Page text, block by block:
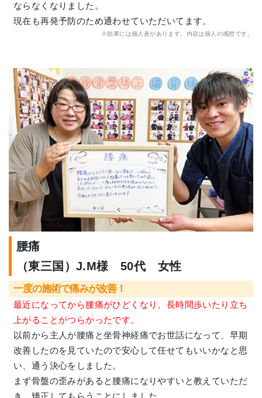
ならなくなりました。
現在も再発予防のため通わせていただいてます。
※効果には個人差があります。内容は個人の感想です。
腰痛
（東三国）J.M様 50代 女性
一度の施術で痛みが改善！
最近になってから腰痛がひどくなり、長時間歩いたり立ち
上がることがつらかったです。
以前から主人が腰痛と坐骨神経痛でお世話になって、早期
改善したのを見ていたので安心して任せてもいいかなと思
い、通う決心をしました。
まず骨盤の歪みがあると腰痛になりやすいと教えていただ
き、矯正してもらうことにしました。